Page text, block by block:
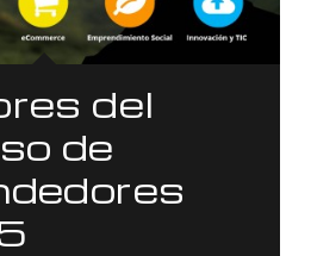
del
de